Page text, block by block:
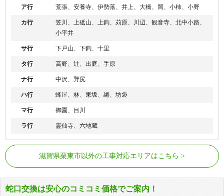
ア行 荒張、安養寺、伊勢落、井上、大橋、岡、小柿、小野
カ行
笠川、上砥山、上鈎、苅原、川辺、観音寺、北中小路、
小平井
サ行 下戸山、下鈎、十里
タ行 高野、辻、出庭、手原
ナ行 中沢、野尻
ハ行 蜂屋、林、東坂、綣、坊袋
マ行 御園、目川
ラ行 霊仙寺、六地蔵
JR草津線 手原駅
滋賀県栗東市以外の工事対応エリアはこちら
蛇口交換は安心のコミコミ価格でご案内！